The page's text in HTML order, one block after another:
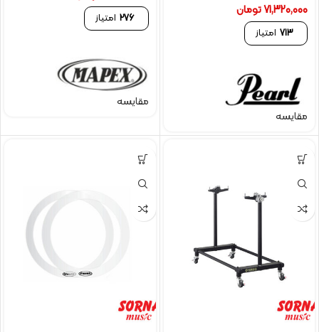
71,320,000تومان
713 امتیاز
مقایسه
276 امتیاز
مقایسه